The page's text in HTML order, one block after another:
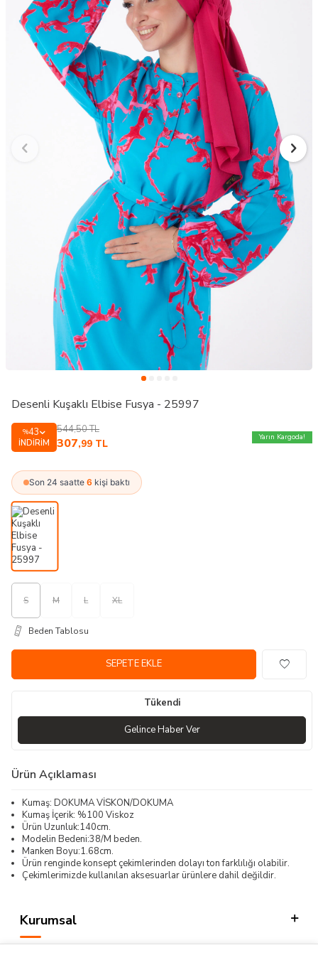
Desenli Kuşaklı Elbise Fusya - 25997
%43
İNDIRIM
544,50TL
307,99 TL
Yarın Kargoda!
Son 24 saatte 6 kişi baktı
S M L XL
Beden Tablosu
SEPETE EKLE
Tükendi
Gelince Haber Ver
Ürün Açıklaması
Kumaş: DOKUMA VİSKON/DOKUMA
Kumaş İçerik: %100 Viskoz
Ürün Uzunluk:140cm.
Modelin Bedeni:38/M beden.
Manken Boyu:1.68cm.
Ürün renginde konsept çekimlerinden dolayı ton farklılığı olabilir.
Çekimlerimizde kullanılan aksesuarlar ürünlere dahil değildir.
Kurumsal